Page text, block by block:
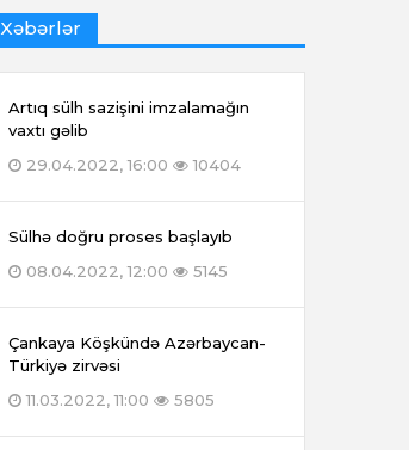
Xəbərlər
Artıq sülh sazişini imzalamağın
vaxtı gəlib
29.04.2022, 16:00
10404
Sülhə doğru proses başlayıb
08.04.2022, 12:00
5145
Çankaya Köşkündə Azərbaycan-
Türkiyə zirvəsi
11.03.2022, 11:00
5805